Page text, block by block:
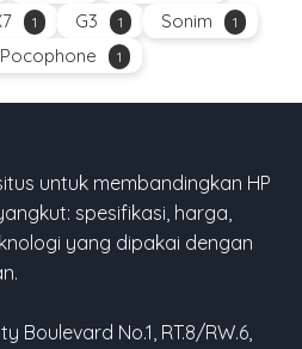
1 G3 1 Sonim 1
Pocophone 1
untuk membandingkan HP
spesifikasi, harga,
yang dipakai dengan
Boulevard No.1, RT.8/RW.6,